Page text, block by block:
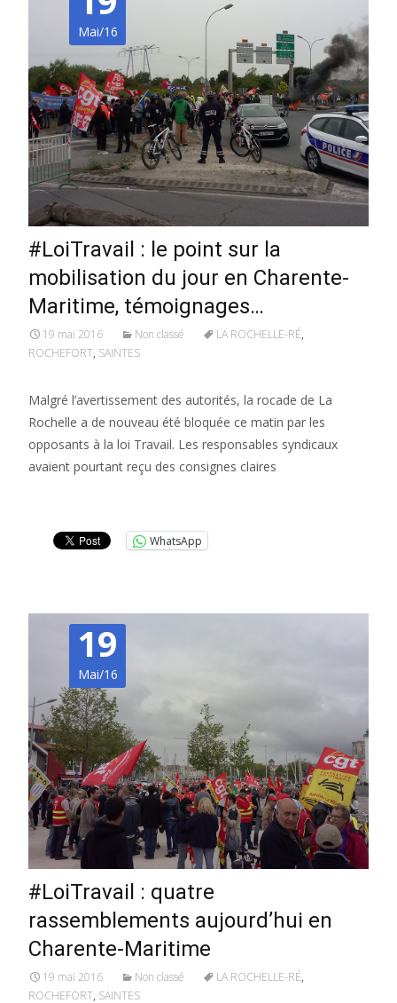
Mai/16
#LoiTravail : le point sur la
mobilisation du jour en Charente-
Maritime, témoignages…
19 mai 2016 Non classé LA ROCHELLE-RÉ,
ROCHEFORT, SAINTES
Malgré l’avertissement des autorités, la rocade de La
Rochelle a de nouveau été bloquée ce matin par les
opposants à la loi Travail. Les responsables syndicaux
avaient pourtant reçu des consignes claires
WhatsApp
19
Mai/16
#LoiTravail : quatre
rassemblements aujourd’hui en
Charente-Maritime
19 mai 2016 Non classé LA ROCHELLE-RÉ,
ROCHEFORT, SAINTES